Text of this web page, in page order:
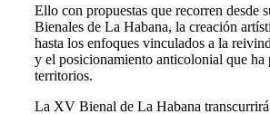
Ello con propuestas que recorren desde
Bienales de La Habana, la creación
hasta los enfoques vinculados a la
y el posicionamiento anticolonial que ha
territorios.
La XV Bienal de La Habana transcurrirá